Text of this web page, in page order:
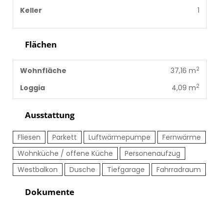
Keller
1
Flächen
Wohnfläche 37,16 m2
Loggia 4,09 m2
Ausstattung
Fliesen Parkett Luftwärmepumpe
Fernwärme
Wohnküche / offene Küche
Personenaufzug
Westbalkon
Dusche Tiefgarage Fahrradraum
Dokumente